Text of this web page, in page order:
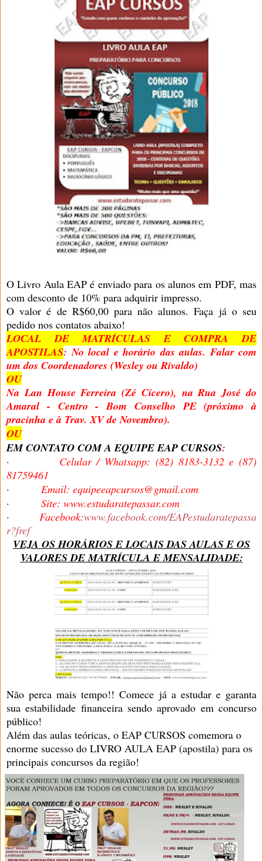
O Livro Aula EAP é enviado para os alunos em PDF, mas
com desconto de 10% para adquirir impresso.
O valor é de R$60,00 para não alunos. Faça já o seu
pedido nos contatos abaixo!
LOCAL DE MATRÍCULAS E COMPRA DE
APOSTILAS: No local e horário das aulas. Falar com
um dos Coordenadores (Wesley ou Rivaldo)
OU
Na Lan House Ferreira (Zé Cícero), na Rua José do
Amaral - Centro - Bom Conselho PE (próximo à
pracinha e à Trav. XV de Novembro).
OU
EM CONTATO COM A EQUIPE EAP CURSOS:
·
Celular / Whatsapp: (82) 8183-3132 e (87)
81759461
·
Email: equipeeapcursos@gmail.com
·
Site: www.estudaratepassar.com
·
Facebook:www.facebook.com/EAPestudaratepassa
r?fref
VEJA OS HORÁRIOS E LOCAIS DAS AULAS E OS
VALORES DE MATRÍCULA E MENSALIDADE:
Não perca mais tempo!! Comece já a estudar e garanta
sua estabilidade financeira sendo aprovado em concurso
público!
Além das aulas teóricas, o EAP CURSOS comemora o
enorme sucesso do LIVRO AULA EAP (apostila) para os
principais concursos da região!